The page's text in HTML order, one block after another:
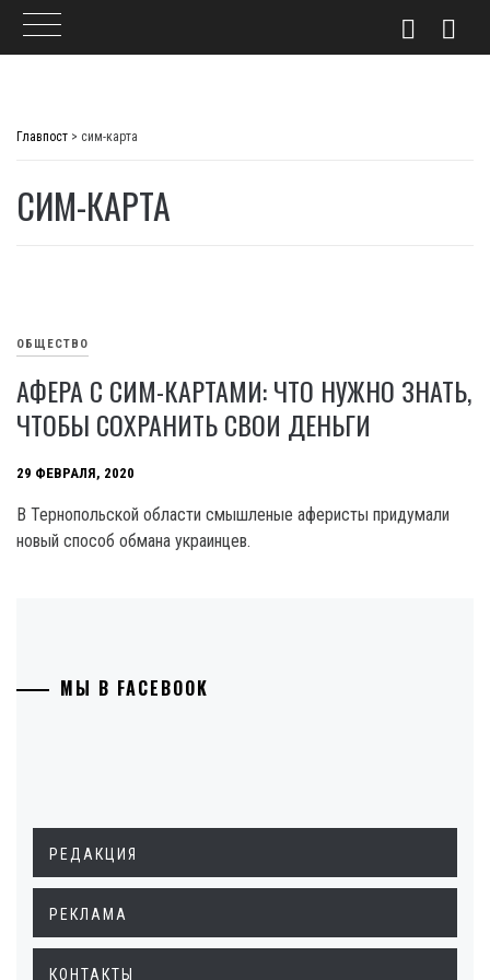
Главпост > сим-карта
СИМ-КАРТА
ОБЩЕСТВО
АФЕРА С СИМ-КАРТАМИ: ЧТО НУЖНО ЗНАТЬ,
ЧТОБЫ СОХРАНИТЬ СВОИ ДЕНЬГИ
29 ФЕВРАЛЯ, 2020
В Тернопольской области смышленые аферисты придумали
новый способ обмана украинцев.
МЫ В FACEBOOK
РЕДАКЦИЯ
РЕКЛАМА
КОНТАКТЫ